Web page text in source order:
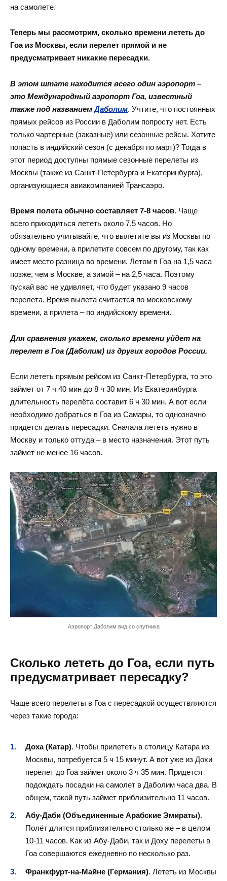
на самолете.
Теперь мы рассмотрим, сколько времени лететь до
Гоа из Москвы, если перелет прямой и не
предусматривает никакие пересадки.
В этом штате находится всего один аэропорт –
это Международный аэропорт Гоа, известный
также под названиемДаболим. Учтите, что постоянных
прямых рейсов из России в Даболим попросту нет. Есть
только чартерные (заказные) или сезонные рейсы. Хотите
попасть в индийский сезон (с декабря по март)? Тогда в
этот период доступны прямые сезонные перелеты из
Москвы (также из Санкт-Петербурга и Екатеринбурга),
организующиеся авиакомпанией Трансаэро.
Время полета обычно составляет 7-8 часов. Чаще
всего приходиться лететь около 7,5 часов. Но
обязательно учитывайте, что вылетите вы из Москвы по
одному времени, а прилетите совсем по другому, так как
имеет место разница во времени. Летом в Гоа на 1,5 часа
позже, чем в Москве, а зимой – на 2,5 часа. Поэтому
пускай вас не удивляет, что будет указано 9 часов
перелета. Время вылета считается по московскому
времени, а прилета – по индийскому времени.
Для сравнения укажем, сколько времени уйдет на
перелет в Гоа (Даболим) из других городов России.
Если лететь прямым рейсом из Санкт-Петербурга, то это
займет от 7 ч 40 мин до 8 ч 30 мин. Из Екатеринбурга
длительность перелёта составит 6 ч 30 мин. А вот если
необходимо добраться в Гоа из Самары, то однозначно
придется делать пересадки. Сначала лететь нужно в
Москву и только оттуда – в место назначения. Этот путь
займет не менее 16 часов.
Аэропорт Даболим вид со спутника
Сколько лететь до Гоа, если путь
предусматривает пересадку?
Чаще всего перелеты в Гоа с пересадкой осуществляются
через такие города:
Доха (Катар). Чтобы прилететь в столицу Катара из
Москвы, потребуется 5 ч 15 минут. А вот уже из Дохи
перелет до Гоа займет около 3 ч 35 мин. Придется
подождать посадки на самолет в Даболим часа два. В
общем, такой путь займет приблизительно 11 часов.
Абу-Даби (Объединенные Арабские Эмираты).
Полёт длится приблизительно столько же – в целом
10-11 часов. Как из Абу-Даби, так и Доху перелеты в
Гоа совершаются ежедневно по несколько раз.
Франкфурт-на-Майне (Германия). Лететь из Москвы